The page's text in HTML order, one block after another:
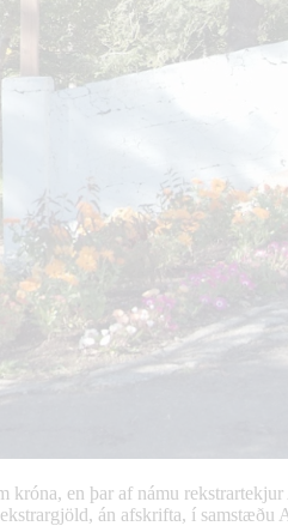
en þar af námu
án afskrifta, í